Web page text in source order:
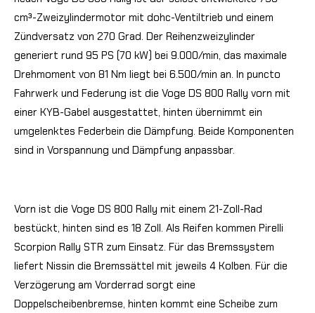
cm³-Zweizylindermotor mit dohc-Ventiltrieb und einem
Zündversatz von 270 Grad. Der Reihenzweizylinder
generiert rund 95 PS (70 kW) bei 9.000/min, das maximale
Drehmoment von 81 Nm liegt bei 6.500/min an. In puncto
Fahrwerk und Federung ist die Voge DS 800 Rally vorn mit
einer KYB-Gabel ausgestattet, hinten übernimmt ein
umgelenktes Federbein die Dämpfung. Beide Komponenten
sind in Vorspannung und Dämpfung anpassbar.
Vorn ist die Voge DS 800 Rally mit einem 21-Zoll-Rad
bestückt, hinten sind es 18 Zoll. Als Reifen kommen Pirelli
Scorpion Rally STR zum Einsatz. Für das Bremssystem
liefert Nissin die Bremssättel mit jeweils 4 Kolben. Für die
Verzögerung am Vorderrad sorgt eine
Doppelscheibenbremse, hinten kommt eine Scheibe zum